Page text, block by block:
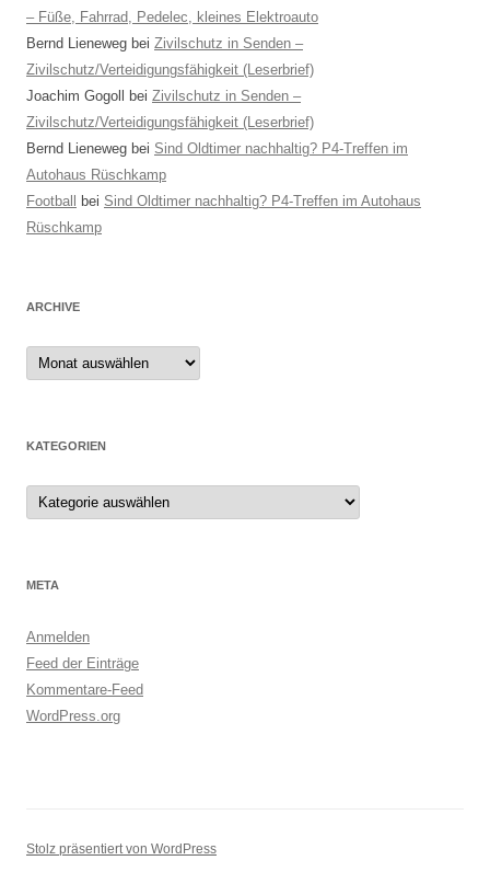
– Füße, Fahrrad, Pedelec, kleines Elektroauto
Bernd Lieneweg bei Zivilschutz in Senden –
Zivilschutz/Verteidigungsfähigkeit (Leserbrief)
Joachim Gogoll
bei Zivilschutz in Senden –
Zivilschutz/Verteidigungsfähigkeit (Leserbrief)
Bernd Lieneweg bei Sind Oldtimer nachhaltig? P4-Treffen im
Autohaus Rüschkamp
Football
bei Sind Oldtimer nachhaltig? P4-Treffen im Autohaus
Rüschkamp
ARCHIVE
Archive
KATEGORIEN
Kategorien
META
Anmelden
Feed der Einträge
Kommentare-Feed
WordPress.org
Stolz präsentiert von WordPress